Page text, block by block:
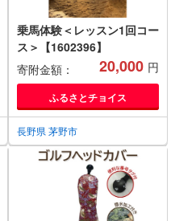
乗馬体験＜レッスン1回コー
ス＞【1602396】
寄附金額：
20,000 円
ふるさとチョイス
長野県 茅野市